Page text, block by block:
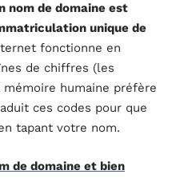
nom de domaine est
unique de
fonctionne en
de chiffres (les
mémoire humaine préfère
ces codes pour que
tapant votre nom.
de domaine et bien